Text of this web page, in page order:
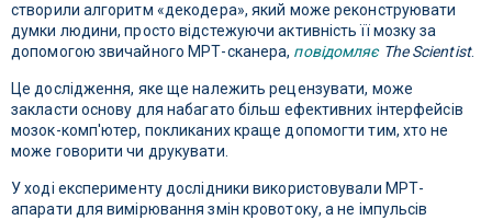
створили алгоритм «декодера», який може реконструювати
думки людини, просто відстежуючи активність її мозку за
допомогою звичайного МРТ-сканера, повідомляє The Scientist.
Це дослідження, яке ще належить рецензувати, може
закласти основу для набагато більш ефективних інтерфейсів
мозок-комп'ютер, покликаних краще допомогти тим, хто не
може говорити чи друкувати.
У ході експерименту дослідники використовували МРТ-
апарати для вимірювання змін кровотоку, а не імпульсів